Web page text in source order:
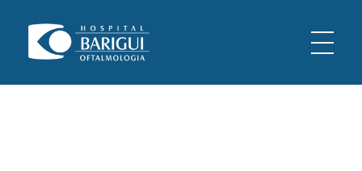
Oftalmologia Barigui
Oftalmologia Curitiba